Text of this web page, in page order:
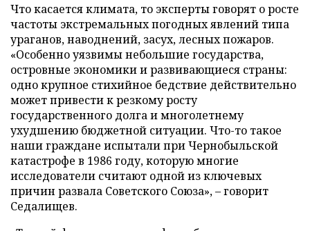
Что касается климата, то эксперты говорят о росте
частоты экстремальных погодных явлений типа
ураганов, наводнений, засух, лесных пожаров.
«Особенно уязвимы небольшие государства,
островные экономики и развивающиеся страны:
одно крупное стихийное бедствие действительно
может привести к резкому росту
государственного долга и многолетнему
ухудшению бюджетной ситуации. Что-то такое
наши граждане испытали при Чернобыльской
катастрофе в 1986 году, которую многие
исследователи считают одной из ключевых
причин развала Советского Союза», – говорит
Седалищев.